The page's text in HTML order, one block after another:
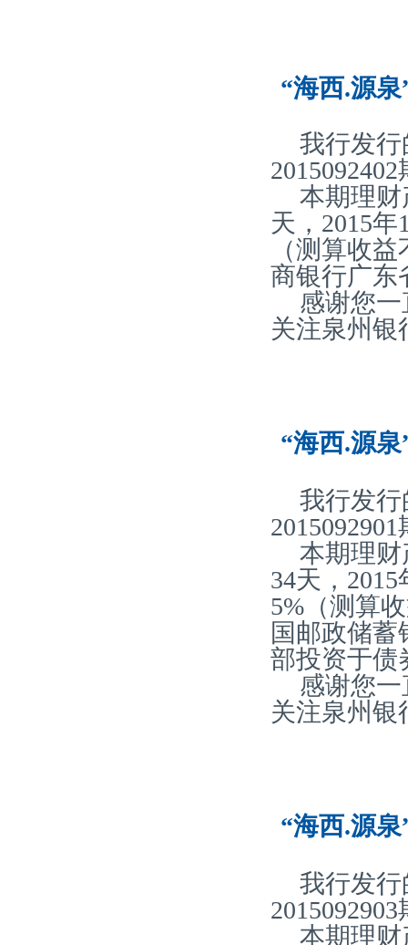
“海西.源
我行发行
本期理财
天，2015
（测算收
商银行广东
感谢您
关注泉州银
“海西.源
我行发行
本期理财
34天，
5%（测算
国邮政储
部投资于债
感谢您
关注泉州银
“海西.源
我行发行
本期理财